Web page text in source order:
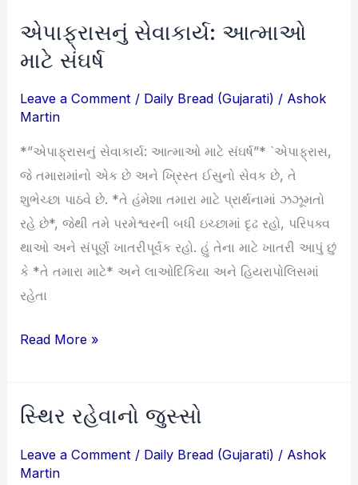
એપાફ્રાસનું સેવાકાર્ય: આત્માઓ
માટે સંઘર્ષ
Leave a Comment / Daily Bread (Gujarati) / Ashok
Martin
*”એપાફ્રાસનું સેવાકાર્ય: આત્માઓ માટે સંઘર્ષ”* `એપાફ્રાસ,
જે તમારામાંનો એક છે અને ખ્રિસ્ત ઈસુનો સેવક છે, તે
શુભેચ્છા પાઠવે છે. *તે હંમેશા તમારા માટે પ્રાર્થનામાં ઝઝૂમતો
રહે છે*, જેથી તમે પરમેશ્વરની બધી ઇચ્છામાં દૃઢ રહો, પરિપક્વ
થાઓ અને સંપૂર્ણ ખાતરીપૂર્વક રહો. હું તેના માટે ખાતરી આપું છું
કે *તે તમારા માટે* અને લાઓદિકિયા અને હિયરાપોલિસમાં
રહેતા
એપાફ્રાસનું
સેવાકાર્ય:
માટે
સંઘર્ષ
Read More »
સ્થિર રહેવાનો જુસ્સો
Leave a Comment / Daily Bread (Gujarati) / Ashok
Martin
સ્થિર
જુસ્સો